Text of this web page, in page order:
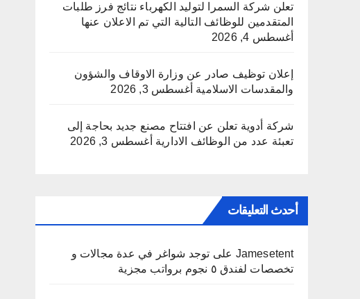
تعلن شركة السمرا لتوليد الكهرباء نتائج فرز طلبات
المتقدمين للوظائف التالية التي تم الاعلان عنها
أغسطس 4, 2026
إعلان توظيف صادر عن وزارة الاوقاف والشؤون
والمقدسات الاسلامية أغسطس 3, 2026
شركة أدوية تعلن عن افتتاح مصنع جديد بحاجة إلى
تعبئة عدد من الوظائف الادارية أغسطس 3, 2026
أحدث التعليقات
Jamesetent على توجد شواغر في عدة مجالات و
تخصصات لفندق ٥ نجوم برواتب مجزية